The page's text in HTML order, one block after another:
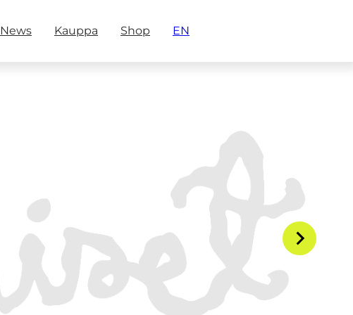
News Kauppa Shop EN